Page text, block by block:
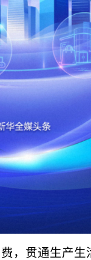
，贯通生产